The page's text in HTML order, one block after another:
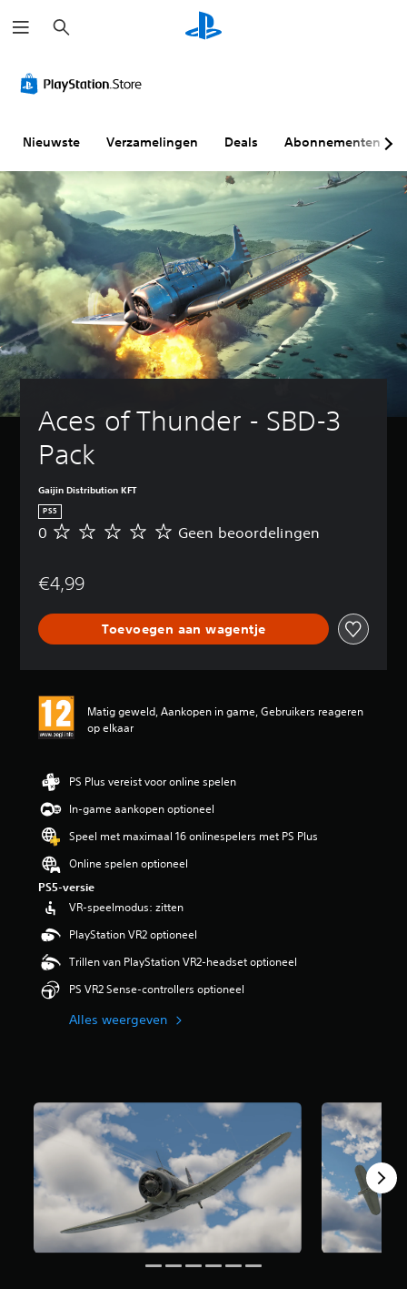
o
e
n
Nieuwste Verzamelingen Deals Abonnementen
Aces of Thunder - SBD-3
Pack
Gaijin Distribution KFT
PS5
G
n
e
o
e
i
e
0 Geen beoordelingen
€4,99
Toevoegen aan wagentje
Matig geweld, Aankopen in game, Gebruikers reageren
op elkaar
PS Plus vereist voor online spelen
In-game aankopen optioneel
Speel met maximaal 16 onlinespelers met PS Plus
Online spelen optioneel
PS5-versie
VR-speelmodus: zitten
PlayStation VR2 optioneel
Trillen van PlayStation VR2-headset optioneel
PS VR2 Sense-controllers optioneel
Alles weergeven